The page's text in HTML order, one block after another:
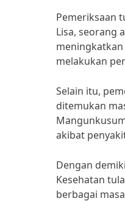
Pemeriksaan
Lisa, seorang
melakukan
Selain itu,
ditemukan
akibat
Dengan
Kesehatan
berbagai